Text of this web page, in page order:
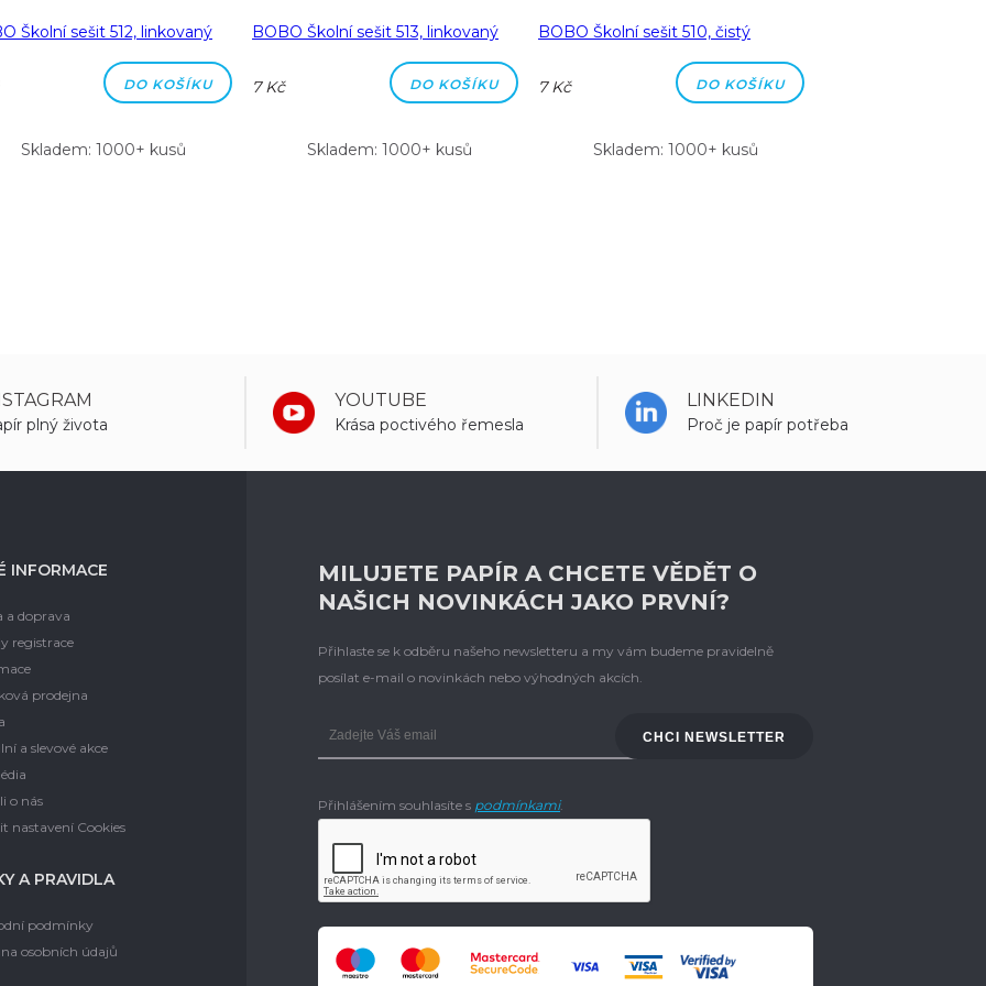
Školní sešit 512, linkovaný
DO KOŠÍKU
Skladem: 1000+ kusů
BOBO Školní sešit 513, linkovaný
7 Kč DO KOŠÍKU
Skladem: 1000+ kusů
BOBO Školní sešit 510, čistý
7 Kč DO KOŠÍKU
Skladem: 1000+ kusů
plný života
YOUTUBE
Krása poctivého řemesla
LINKEDIN
Proč je papír potřeba
INFORMACE
a doprava
registrace
prodejna
a slevové akce
o nás
nastavení Cookies
A PRAVIDLA
podmínky
osobních údajů
MILUJETE PAPÍR A CHCETE VĚDĚT O
NAŠICH NOVINKÁCH JAKO PRVNÍ?
Přihlaste se k odběru našeho newsletteru a my vám budeme pravidelně
posílat e-mail o novinkách nebo výhodných akcích.
CHCI NEWSLETTER
Přihlášením souhlasíte s podmínkami.